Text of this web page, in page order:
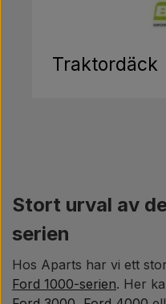
Traktordäck
Stort urval av
serien
Hos Aparts har vi ett
Ford 1000-serien. Her